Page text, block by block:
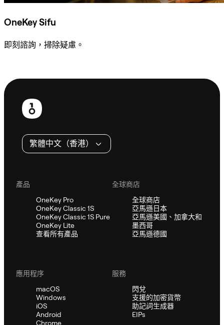
OneKey Sifu
即刻諮詢，掃除疑慮。
頁
繁體中文（香港）
產品
OneKey Pro
OneKey Classic 1S
OneKey Classic 1S Pure
OneKey Lite
查看所有產品
全球商店
全球商店
亞馬遜日本
亞馬遜美國、加拿大和
墨西哥
亞馬遜德國
應用程序
macOS
Windows
iOS
Android
Chrome
服務
閃兌
支援的加密貨幣
助記詞生成器
EIPs